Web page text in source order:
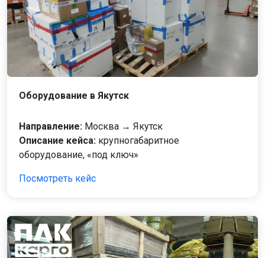
Оборудование в Якутск
Направление: Москва → Якутск
Описание кейса: крупногабаритное
оборудование, «под ключ»
Посмотреть кейс